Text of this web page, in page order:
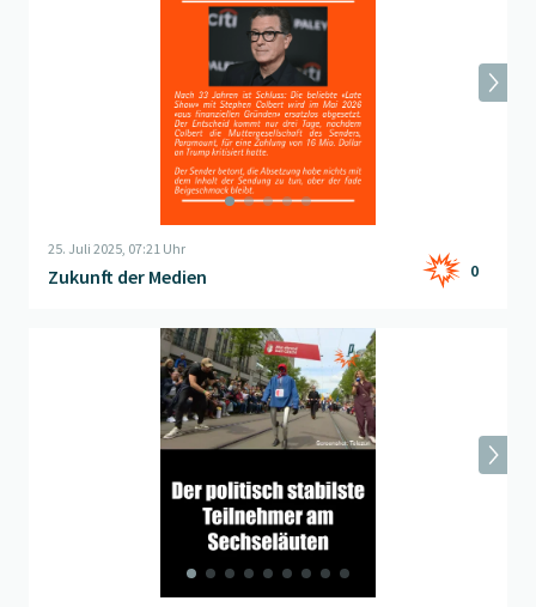
25. Juli 2025, 07:21 Uhr
Zukunft der Medien 0
Frage der Woche – Roboter am Sechseläuten